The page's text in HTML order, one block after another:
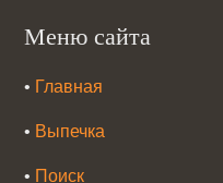
Меню сайта
• Главная
• Выпечка
• Поиск